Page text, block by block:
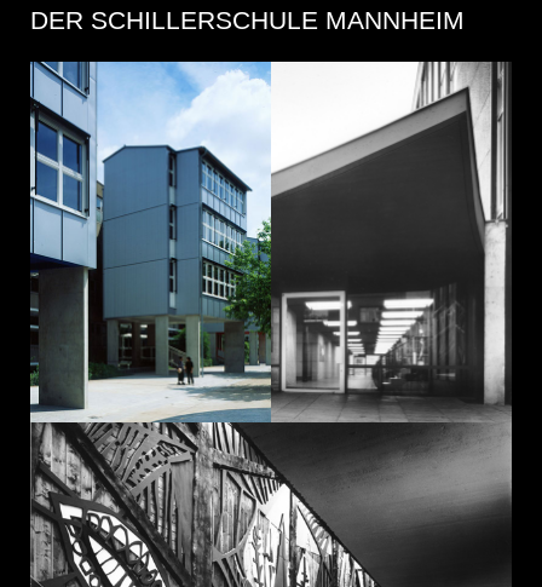
DER SCHILLERSCHULE MANNHEIM